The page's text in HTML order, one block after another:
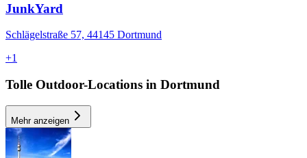
JunkYard
Schlägelstraße 57, 44145 Dortmund
+1
Tolle Outdoor-Locations in Dortmund
Mehr anzeigen